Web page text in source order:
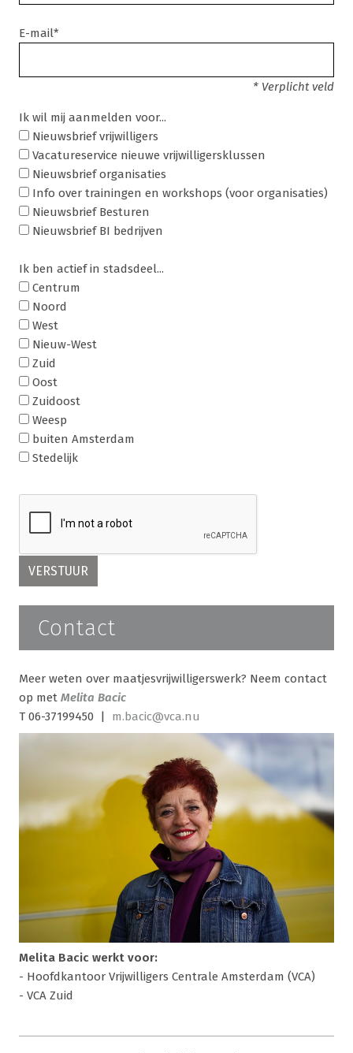
E-mail*
* Verplicht veld
Ik wil mij aanmelden voor...
Nieuwsbrief vrijwilligers
Vacatureservice nieuwe vrijwilligersklussen
Nieuwsbrief organisaties
Info over trainingen en workshops (voor organisaties)
Nieuwsbrief Besturen
Nieuwsbrief BI bedrijven
Ik ben actief in stadsdeel...
Centrum
Noord
West
Nieuw-West
Zuid
Oost
Zuidoost
Weesp
buiten Amsterdam
Stedelijk
Contact
Meer weten over maatjesvrijwilligerswerk? Neem contact
op met Melita Bacic
T 06-37199450 | m.bacic@vca.nu
Melita Bacic werkt voor:
- Hoofdkantoor Vrijwilligers Centrale Amsterdam (VCA)
- VCA Zuid